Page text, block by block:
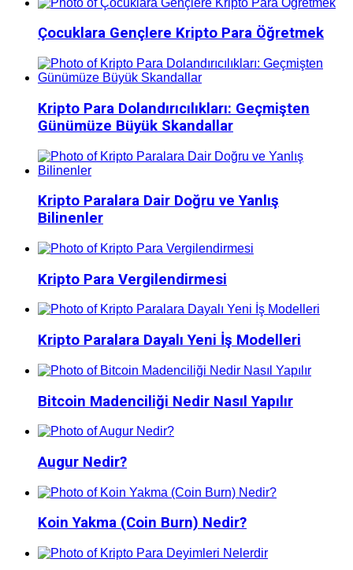
Çocuklara Gençlere Kripto Para Öğretmek
Kripto Para Dolandırıcılıkları: Geçmişten
Günümüze Büyük Skandallar
Kripto Paralara Dair Doğru ve Yanlış
Bilinenler
Kripto Para Vergilendirmesi
Kripto Paralara Dayalı Yeni İş Modelleri
Bitcoin Madenciliği Nedir Nasıl Yapılır
Augur Nedir?
Koin Yakma (Coin Burn) Nedir?